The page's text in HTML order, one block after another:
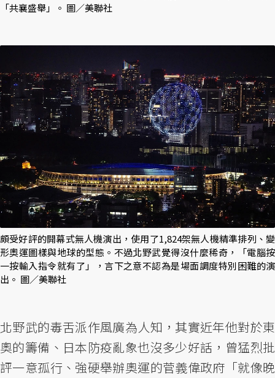
「共襄盛舉」。 圖／美聯社
頗受好評的開幕式無人機演出，使用了1,824架無人機精準排列、變
形奧運圖樣與地球的型態。不過北野武覺得沒什麼稀奇，「電腦按
一按輸入指令就有了」，言下之意不認為是場面調度特別困難的演
出。 圖／美聯社
北野武的毒舌派作風廣為人知，其實近年他對於東
奧的籌備、日本防疫亂象也沒多少好話，曾猛烈批
評一意孤行、強硬舉辦奧運的菅義偉政府「就像晚